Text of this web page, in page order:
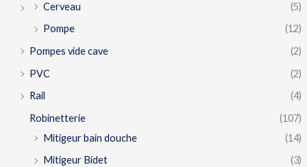
Cerveau
(5)
Pompe
(12)
Pompes vide cave
(2)
PVC
(2)
Rail
(4)
Robinetterie
(107)
Mitigeur bain douche
(14)
Mitigeur Bidet
(3)